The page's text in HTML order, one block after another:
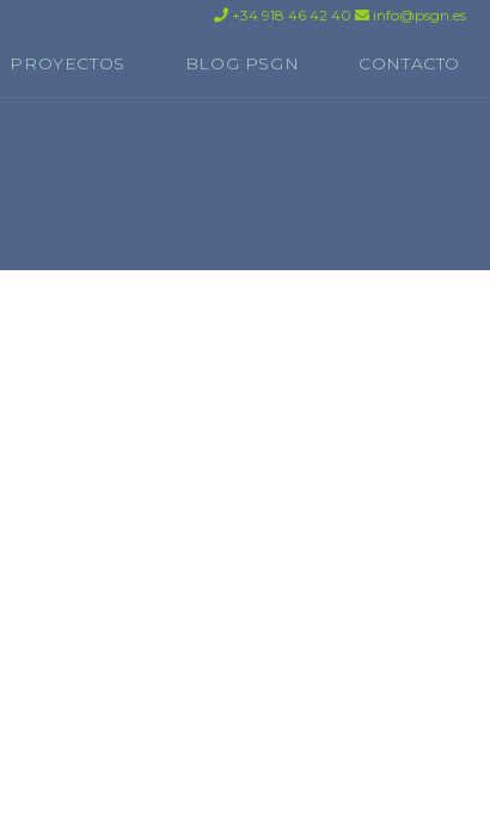
+34 918 46 42 40 info@psgn.es
PROYECTOS BLOG PSGN CONTACTO